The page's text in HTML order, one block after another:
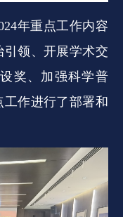
年重点工作内容
领、开展学术交
奖、加强科学普
作进行了部署和